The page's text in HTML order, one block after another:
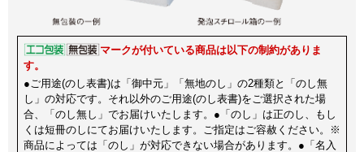
マークが付いている商品は以下の制約がありま
す。
●ご用途(のし表書)は「御中元」「無地のし」の2種類と「のし無
し」の対応です。それ以外のご用途(のし表書)をご選択された場
合、「のし無し」でお届けいたします。●「のし」は正のし、もし
くは短冊のしにてお届けいたします。ご指定はご容赦ください。※
商品によっては「のし」が対応できない場合があります。●「名入